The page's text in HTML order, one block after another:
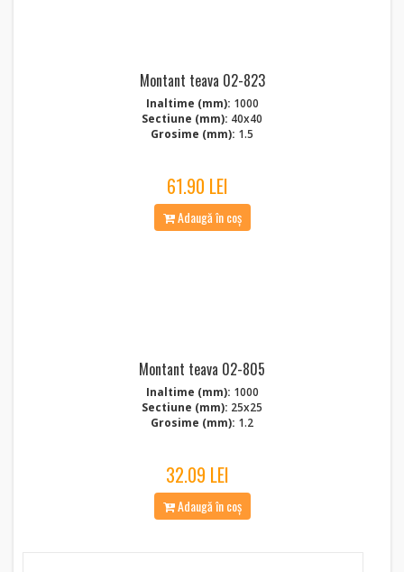
Montant teava 02-823
Inaltime (mm): 1000
Sectiune (mm): 40x40
Grosime (mm): 1.5
61.90 LEI
Adaugă în coș
Montant teava 02-805
Inaltime (mm): 1000
Sectiune (mm): 25x25
Grosime (mm): 1.2
32.09 LEI
Adaugă în coș